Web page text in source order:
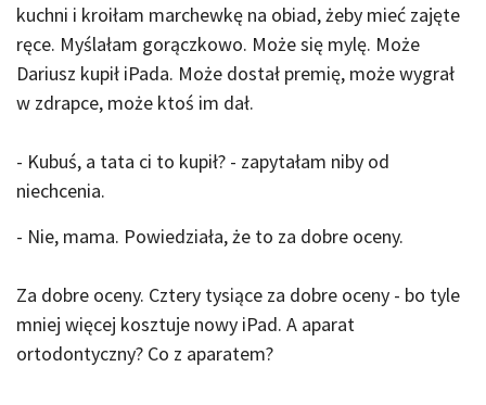
kuchni i kroiłam marchewkę na obiad, żeby mieć zajęte
ręce. Myślałam gorączkowo. Może się mylę. Może
Dariusz kupił iPada. Może dostał premię, może wygrał
w zdrapce, może ktoś im dał.
- Kubuś, a tata ci to kupił? - zapytałam niby od
niechcenia.
- Nie, mama. Powiedziała, że to za dobre oceny.
Za dobre oceny. Cztery tysiące za dobre oceny - bo tyle
mniej więcej kosztuje nowy iPad. A aparat
ortodontyczny? Co z aparatem?